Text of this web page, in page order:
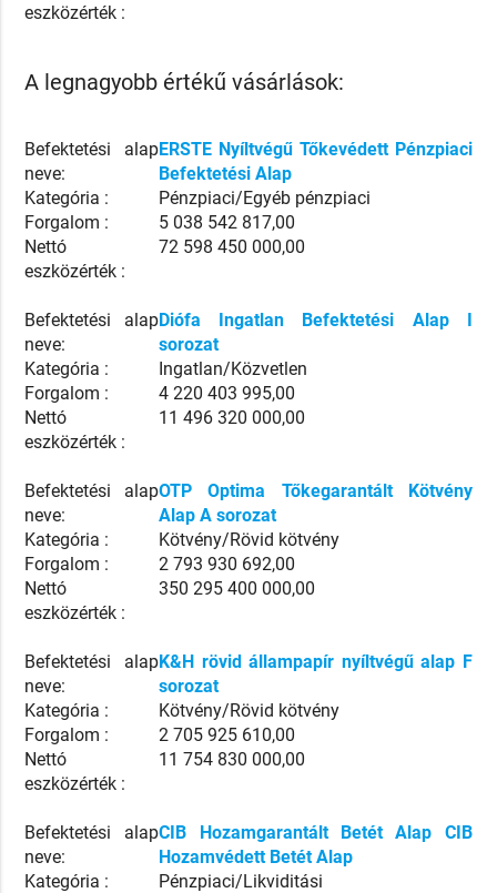
eszközérték :
A legnagyobb értékű vásárlások:
Befektetési alap
neve:
ERSTE Nyíltvégű Tőkevédett Pénzpiaci
Befektetési Alap
Kategória :
Pénzpiaci/Egyéb pénzpiaci
Forgalom :
5 038 542 817,00
Nettó
eszközérték :
72 598 450 000,00
Befektetési alap
neve:
Diófa Ingatlan Befektetési Alap I
sorozat
Kategória :
Ingatlan/Közvetlen
Forgalom :
4 220 403 995,00
Nettó
eszközérték :
11 496 320 000,00
Befektetési alap
neve:
OTP Optima Tőkegarantált Kötvény
Alap A sorozat
Kategória :
Kötvény/Rövid kötvény
Forgalom :
2 793 930 692,00
Nettó
eszközérték :
350 295 400 000,00
Befektetési alap
neve:
K&H rövid állampapír nyíltvégű alap F
sorozat
Kategória :
Kötvény/Rövid kötvény
Forgalom :
2 705 925 610,00
Nettó
eszközérték :
11 754 830 000,00
Befektetési alap
neve:
CIB Hozamgarantált Betét Alap CIB
Hozamvédett Betét Alap
Kategória :
Pénzpiaci/Likviditási